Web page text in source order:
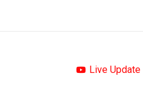
Live Update